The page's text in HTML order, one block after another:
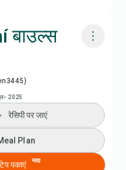
बाउल्स
2025
AI से पकाएं
देखें
Plan
List
रेसिपी पर जाएं
Plan
पकाएं नया